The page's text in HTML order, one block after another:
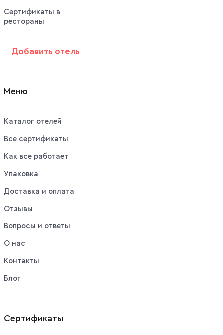
Сертификаты в
рестораны
Добавить отель
Меню
Каталог отелей
Все сертификаты
Как все работает
Упаковка
Доставка и оплата
Отзывы
Вопросы и ответы
О нас
Контакты
Блог
Сертификаты